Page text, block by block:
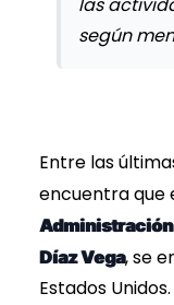
las
según
Entre las
encuentra que
Administración
Díaz Vega, se
Estados